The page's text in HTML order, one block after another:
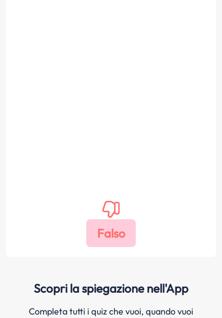
Scopri la spiegazione nell'App
Completa tutti i quiz che vuoi, quando vuoi